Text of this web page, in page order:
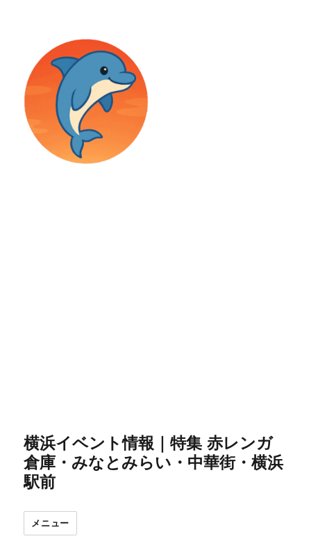
横浜イベント情報｜特集 赤レンガ
倉庫・みなとみらい・中華街・横浜
駅前
メニュー